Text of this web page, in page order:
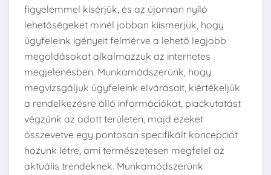
figyelemmel kísérjük, és az újonnan nyíló
lehetőségeket minél jobban kiismerjük, hogy
ügyfeleink igényeit felmérve a lehető legjobb
megoldásokat alkalmazzuk az internetes
megjelenésben. Munkamódszerünk, hogy
megvizsgáljuk ügyfeleink elvárásait, kiértékeljük
a rendelkezésre álló információkat, piackutatást
végzünk az adott területen, majd ezeket
összevetve egy pontosan specifikált koncepciót
hozunk létre, ami természetesen megfelel az
aktuális trendeknek. Munkamódszerünk